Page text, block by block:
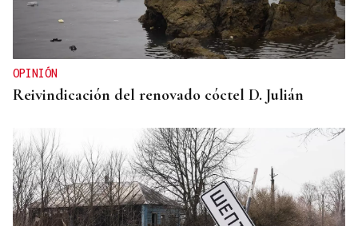
OPINIÓN
Reivindicación del renovado cóctel D. Julián